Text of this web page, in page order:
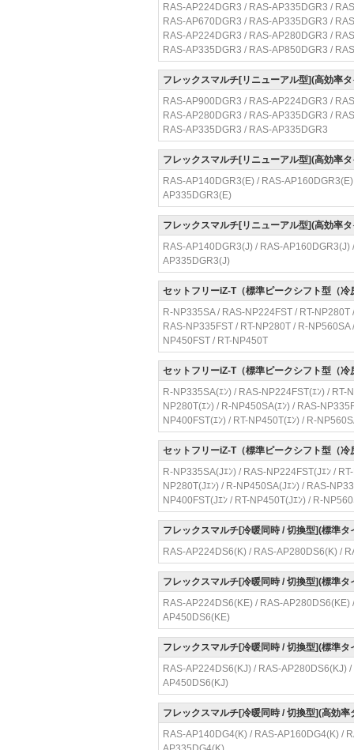
RAS-AP224DGR3 / RAS-AP335DGR3 /
RAS-AP670DGR3 / RAS-AP335DGR3 /
RAS-AP224DGR3 / RAS-AP280DGR3 /
RAS-AP335DGR3 / RAS-AP850DGR3 /
フレックスマルチ[リニューアル型](高効率
RAS-AP900DGR3 / RAS-AP224DGR3 /
RAS-AP280DGR3 / RAS-AP335DGR3 /
RAS-AP335DGR3 / RAS-AP335DGR3
フレックスマルチ[リニューアル型](高効率
RAS-AP140DGR3(E) / RAS-
AP335DGR3(E)
フレックスマルチ[リニューアル型](高効率
RAS-AP140DGR3(J) / RAS-
AP335DGR3(J)
セットフリーiZ-T（標準ピークシフト型（冷
R-NP335SA / RAS-NP224FST / RT-
RAS-NP335FST / RT-NP280T / R-
NP450FST / RT-NP450T
セットフリーiZ-T（標準ピークシフト型（冷
R-NP335SA(ｴﾝ) / RAS-NP224FST(ｴﾝ) / RT-
NP280T(ｴﾝ) / R-NP450SA(ｴﾝ) / RAS-
NP400FST(ｴﾝ) / RT-NP450T(ｴﾝ) / R-
セットフリーiZ-T（標準ピークシフト型（冷
R-NP335SA(Jｴﾝ) / RAS-NP224FST(Jｴﾝ /
NP280T(Jｴﾝ) / R-NP450SA(Jｴﾝ) / RAS-
NP400FST(Jｴﾝ / RT-NP450T(Jｴﾝ) / R-
フレックスマルチ[冷暖同時 / 切換型](標準
RAS-AP224DS6(K) / RAS-AP280DS6(K) /
フレックスマルチ[冷暖同時 / 切換型](標準
RAS-AP224DS6(KE) / RAS-
AP450DS6(KE)
フレックスマルチ[冷暖同時 / 切換型](標準
RAS-AP224DS6(KJ) / RAS-AP280DS6(KJ)
AP450DS6(KJ)
フレックスマルチ[冷暖同時 / 切換型](高効率
RAS-AP140DG4(K) / RAS-AP160DG4(K) /